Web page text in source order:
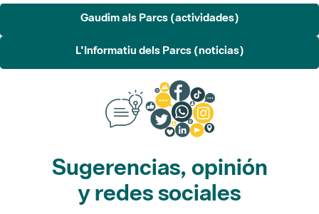
Gaudim als Parcs (actividades)
L'Informatiu dels Parcs (noticias)
Sugerencias, opinión
y redes sociales